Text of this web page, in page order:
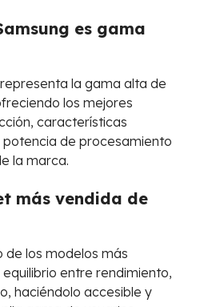
es gama
la gama alta de
los mejores
características
de procesamiento
la marca.
más vendida de
de los modelos más
entre rendimiento,
haciéndolo accesible y